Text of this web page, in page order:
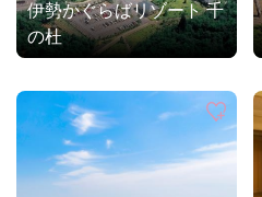
伊勢かぐらばリゾート 千
の杜